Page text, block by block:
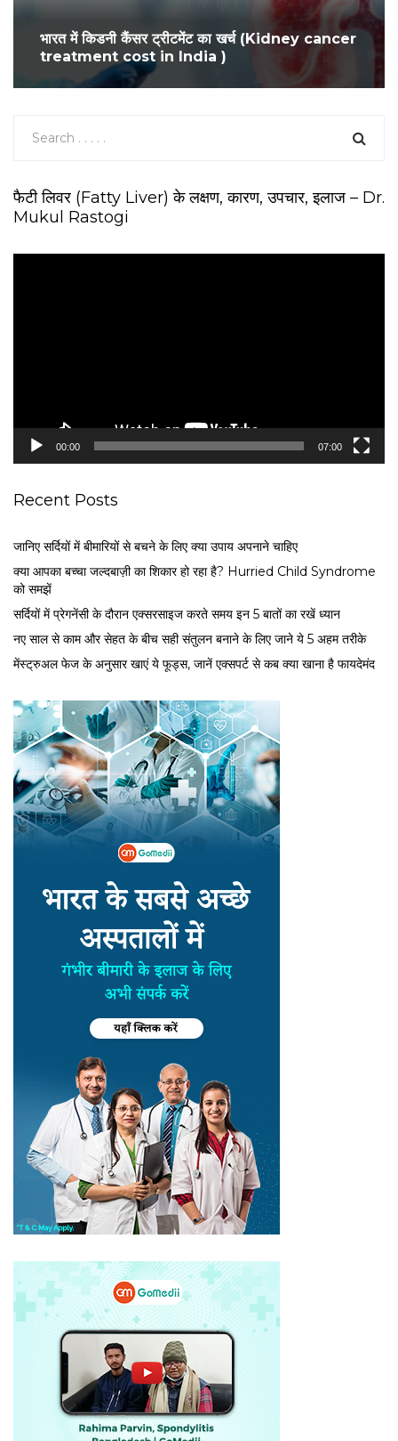
भारत में किडनी कैंसर ट्रीटमेंट का खर्च (Kidney cancer
treatment cost in India )
फैटी लिवर (Fatty Liver) के लक्षण, कारण, उपचार, इलाज – Dr.
Mukul Rastogi
00:00 07:00
Recent Posts
जानिए सर्दियों में बीमारियों से बचने के लिए क्या उपाय अपनाने चाहिए
क्या आपका बच्चा जल्दबाज़ी का शिकार हो रहा है? Hurried Child Syndrome
को समझें
सर्द‍ियों में प्रेगनेंसी के दौरान एक्सरसाइज करते समय इन 5 बातों का रखें ध्यान
नए साल से काम और सेहत के बीच सही संतुलन बनाने के लिए जाने ये 5 अहम तरीके
मेंस्ट्रुअल फेज के अनुसार खाएं ये फूड्स, जानें एक्सपर्ट से कब क्या खाना है फायदेमंद